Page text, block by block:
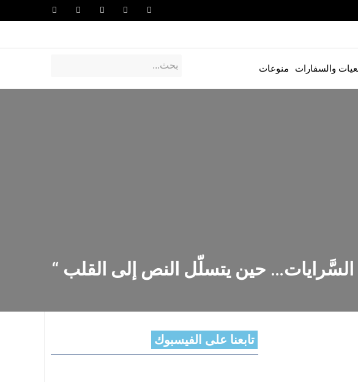
والسفارات منوعات
حين يتسلّل النص إلى القلب “
تابعنا على الفيسبوك